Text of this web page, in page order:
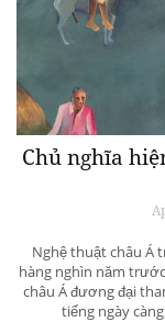
Chủ nghĩa
Nghệ thuật châu Á
hàng nghìn năm
châu Á đương đại
tiếng ngày